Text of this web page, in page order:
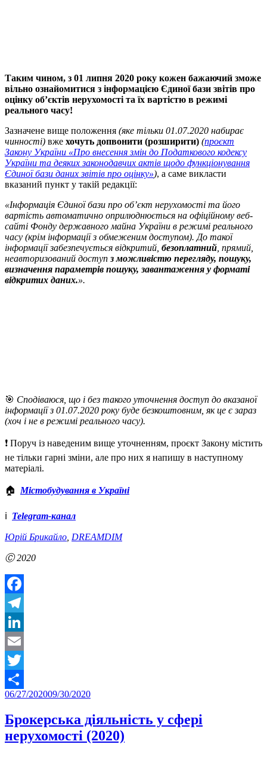
Таким чином, з 01 липня 2020 року кожен бажаючий зможе
вільно ознайомитися з інформацією Єдиної бази звітів про
оцінку об’єктів нерухомості та їх вартістю в режимі
реального часу!
Зазначене вище положення (яке тільки 01.07.2020 набирає
чинності) вже хочуть допвонити (розширити) (проєкт
Закону України «Про внесення змін до Податкового кодексу
України та деяких законодавчих актів щодо функціонування
Єдиної бази даних звітів про оцінку»), а саме викласти
вказаний пункт у такій редакції:
«Інформація Єдиної бази про об’єкт нерухомості та його
вартість автоматично оприлюднюється на офіційному веб-
сайті Фонду державного майна України в режимі реального
часу (крім інформації з обмеженим доступом). До такої
інформації забезпечується відкритий, безоплатний , прямий,
неавторизований доступ з можливістю перегляду, пошуку,
визначення параметрів пошуку, завантаження у форматі
відкритих даних.».
🎯 Сподіваюся, що і без такого уточнення доступ до вказаної
інформації з 01.07.2020 року буде безкоштовним, як це є зараз
(хоч і не в режимі реального часу).
❗️ Поруч із наведеним вище уточненням, проєкт Закону містить
не тільки гарні зміни, але про них я напишу в наступному
матеріалі.
🏠 Містобудування в Україні
ℹ️ Telegram-канал
Юрій Брикайло DREAMDIM
Ⓒ 2020
Facebook
Telegram
LinkedIn
Email
Twitter
Share
Posted
06/27/202009/30/2020
Брокерська діяльність у сфері
нерухомості (2020)